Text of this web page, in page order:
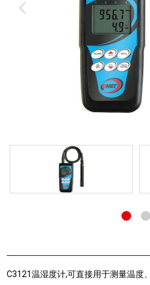
C3121温湿度计,可直接用于测量温度